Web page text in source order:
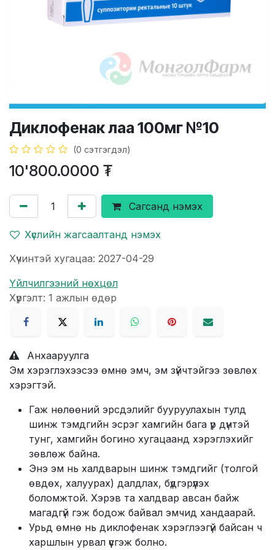
Диклофенак лаа 100мг №10
(0 сэтгэгдэл)
10'800.0000 ₮
Сагсанд нэмэх
Хүслийн жагсаалтанд нэмэх
Хүчинтэй хугацаа: 2027-04-29
Үйлчилгээний нөхцөл
Хүргэлт: 1 ажлын өдөр
Анхааруулга
Эм хэрэглэхээсээ өмнө эмч, эм зүйчтэйгээ зөвлөх
хэрэгтэй.
Гаж нөлөөний эрсдэлийг бууруулахын тулд
шинж тэмдгийн эсрэг хамгийн бага үр дүнтэй
тунг, хамгийн богино хугацаанд хэрэглэхийг
зөвлөж байна.
Энэ эм нь халдварын шинж тэмдгийг (толгой
өвдөх, халуурах) далдлах, бүдгэрүүлэх
боломжтой. Хэрэв та халдвар авсан байж
магадгүй гэж бодож байвал эмчид хандаарай.
Урьд өмнө нь диклофенак хэрэглээгүй байсан ч
харшлын урвал үүсгэж болно.